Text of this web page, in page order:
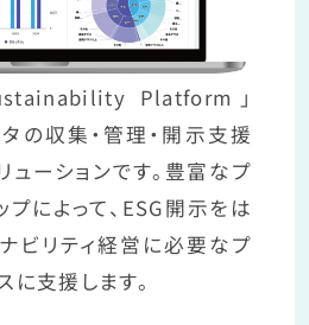
Platform」
の収集・管理・開示支援
ューションです。豊富なプ
プによって、ESG開示をは
ビリティ経営に必要なプ
に支援します。